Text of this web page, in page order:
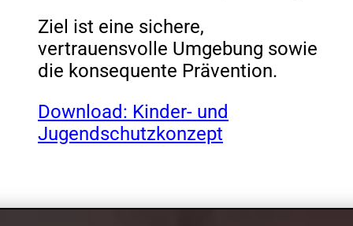
Ziel ist eine sichere,
vertrauensvolle Umgebung sowie
die konsequente Prävention.
Download: Kinder- und
Jugendschutzkonzept